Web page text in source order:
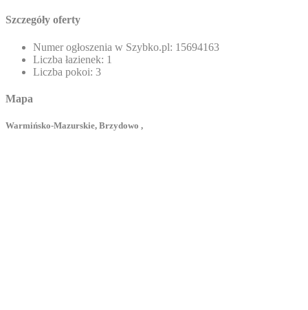
Szczegóły oferty
Numer ogłoszenia w Szybko.pl: 15694163
Liczba łazienek: 1
Liczba pokoi: 3
Mapa
Warmińsko-Mazurskie, Brzydowo ,